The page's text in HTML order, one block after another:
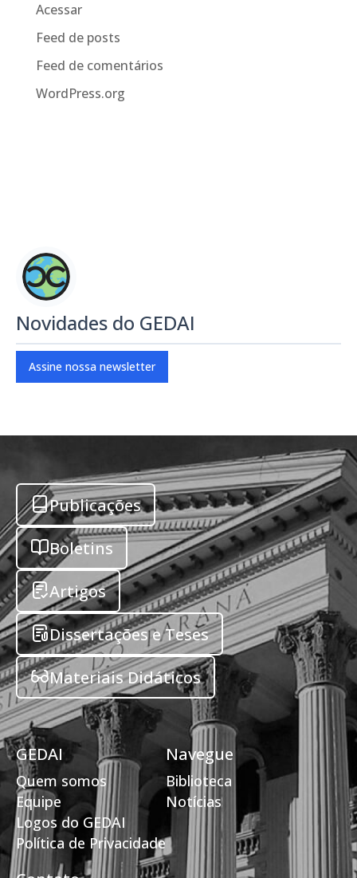
Acessar
Feed de posts
Feed de comentários
WordPress.org
Novidades do GEDAI
Assine nossa newsletter
Publicações
Boletins
Artigos
Dissertações e Teses
Materiais Didáticos
GEDAI
Quem somos
Equipe
Logos do GEDAI
Política de Privacidade
Navegue
Biblioteca
Notícias